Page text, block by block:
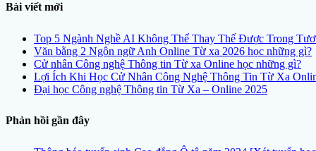
Bài viết mới
Top 5 Ngành Nghề AI Không Thể Thay Thế Được Trong
Văn bằng 2 Ngôn ngữ Anh Online Từ xa 2026 học những gì?
Cử nhân Công nghệ Thông tin Từ xa Online học những gì?
Lợi Ích Khi Học Cử Nhân Công Nghệ Thông Tin Từ Xa
Đại học Công nghệ Thông tin Từ Xa – Online 2025
Phản hồi gần đây